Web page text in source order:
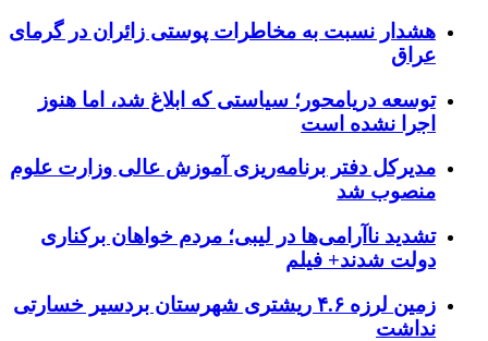
هشدار نسبت به مخاطرات پوستی زائران در گرمای
عراق
توسعه دریامحور؛ سیاستی که ابلاغ شد، اما هنوز
اجرا نشده است
مدیرکل دفتر برنامه‌ریزی آموزش عالی وزارت علوم
منصوب شد
تشدید ناآرامی‌ها در لیبی؛ مردم خواهان برکناری
دولت شدند+ فیلم
زمین لرزه ۴.۶ ریشتری شهرستان بردسیر خسارتی
نداشت